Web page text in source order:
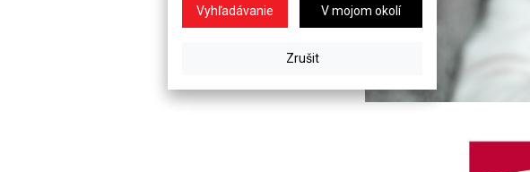
V mojom okolí